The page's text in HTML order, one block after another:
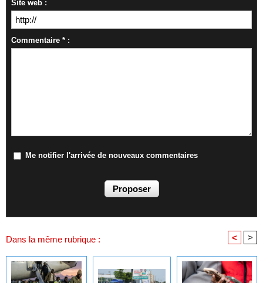
Site web :
Commentaire * :
Me notifier l'arrivée de nouveaux commentaires
Dans la même rubrique : < >